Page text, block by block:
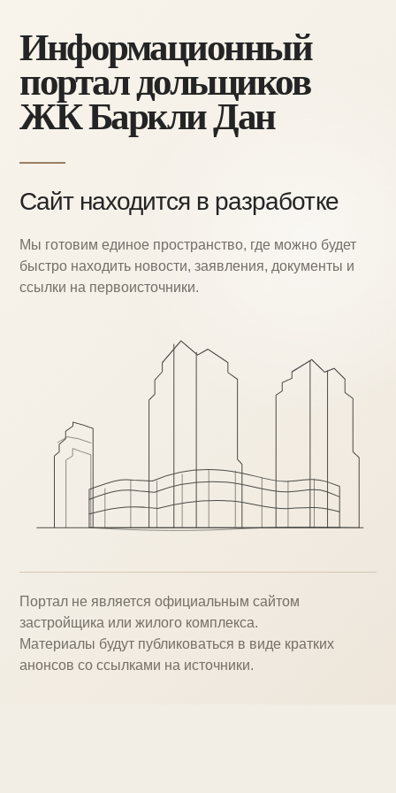
Информационный
портал дольщиков
ЖК Баркли Дан
Сайт находится в разработке
Мы готовим единое пространство, где можно будет
быстро находить новости, заявления, документы и
ссылки на первоисточники.
Портал не является официальным сайтом
застройщика или жилого комплекса.
Материалы будут публиковаться в виде кратких
анонсов со ссылками на источники.